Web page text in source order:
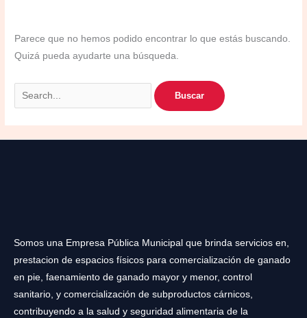
Parece que no hemos podido encontrar lo que estás buscando.
Quizá pueda ayudarte una búsqueda.
Somos una Empresa Pública Municipal que brinda servicios en,
prestacion de espacios físicos para comercialización de ganado
en pie, faenamiento de ganado mayor y menor, control
sanitario, y comercialización de subproductos cárnicos,
contribuyendo a la salud y seguridad alimentaria de la